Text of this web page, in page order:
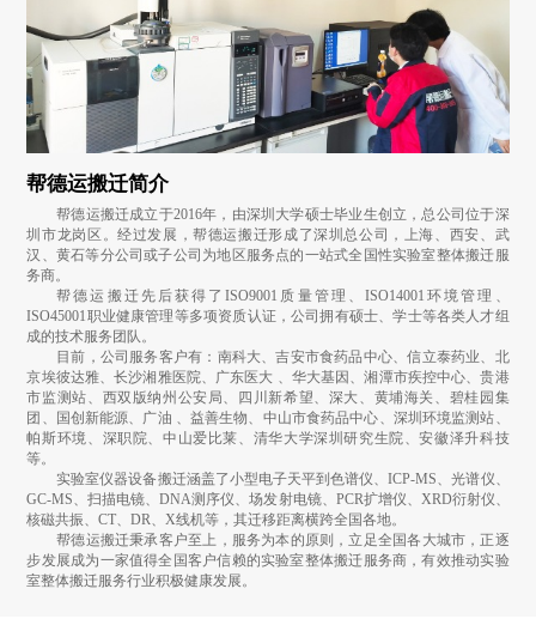
帮德运搬迁简介
帮德运搬迁成立于2016年，由深圳大学硕士毕业生创立，总公司位于深
圳市龙岗区。经过发展，帮德运搬迁形成了深圳总公司，上海、西安、武
汉、黄石等分公司或子公司为地区服务点的一站式全国性实验室整体搬迁服
务商。
帮德运搬迁先后获得了ISO9001质量管理、ISO14001环境管理、
ISO45001职业健康管理等多项资质认证，公司拥有硕士、学士等各类人才组
成的技术服务团队。
目前，公司服务客户有：南科大、吉安市食药品中心、信立泰药业、北
京埃彼达雅、长沙湘雅医院、广东医大 、华大基因、湘潭市疾控中心、贵港
市监测站、西双版纳州公安局、四川新希望、深大、黄埔海关、碧桂园集
团、国创新能源、广油 、益善生物、中山市食药品中心、深圳环境监测站、
帕斯环境、深职院、中山爱比莱、清华大学深圳研究生院、安徽泽升科技
等。
实验室仪器设备搬迁涵盖了小型电子天平到色谱仪、ICP-MS、光谱仪、
GC-MS、扫描电镜、DNA测序仪、场发射电镜、PCR扩增仪、XRD衍射仪、
核磁共振、CT、DR、X线机等，其迁移距离横跨全国各地。
帮德运搬迁秉承客户至上，服务为本的原则，立足全国各大城市，正逐
步发展成为一家值得全国客户信赖的实验室整体搬迁服务商，有效推动实验
室整体搬迁服务行业积极健康发展。